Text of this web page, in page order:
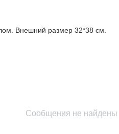
Внешний размер 32*38 см.
Сообщения не найдены